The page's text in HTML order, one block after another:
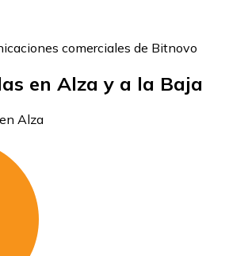
comerciales de Bitnovo
en Alza y a la Baja
Alza